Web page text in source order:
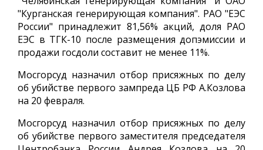
"Курганская генерирующая компания". РАО "ЕЭС
России" принадлежит 81,56% акций, доля РАО
ЕЭС в ТГК-10 после размещения допэмиссии и
продажи госдоли составит не менее 11%.
Мосгорсуд назначил отбор присяжных по делу
об убийстве первого зампреда ЦБ РФ А.Козлова
на 20 февраля.
Мосгорсуд назначил отбор присяжных по делу
об убийстве первого заместителя председателя